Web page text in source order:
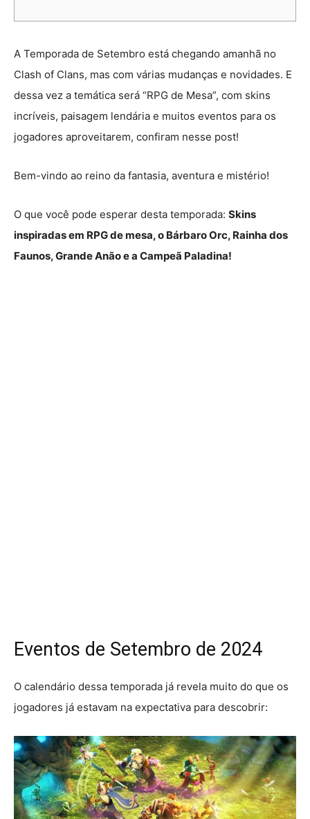
A Temporada de Setembro está chegando amanhã no
Clash of Clans, mas com várias mudanças e novidades. E
dessa vez a temática será “RPG de Mesa”, com skins
incríveis, paisagem lendária e muitos eventos para os
jogadores aproveitarem, confiram nesse post!
Bem-vindo ao reino da fantasia, aventura e mistério!
O que você pode esperar desta temporada: Skins
inspiradas em RPG de mesa, o Bárbaro Orc, Rainha dos
Faunos, Grande Anão e a Campeã Paladina!
Eventos de Setembro de 2024
O calendário dessa temporada já revela muito do que os
jogadores já estavam na expectativa para descobrir: